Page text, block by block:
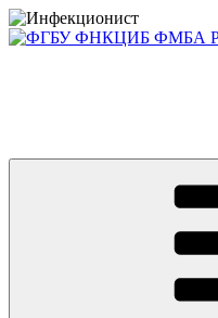
Перейти
к